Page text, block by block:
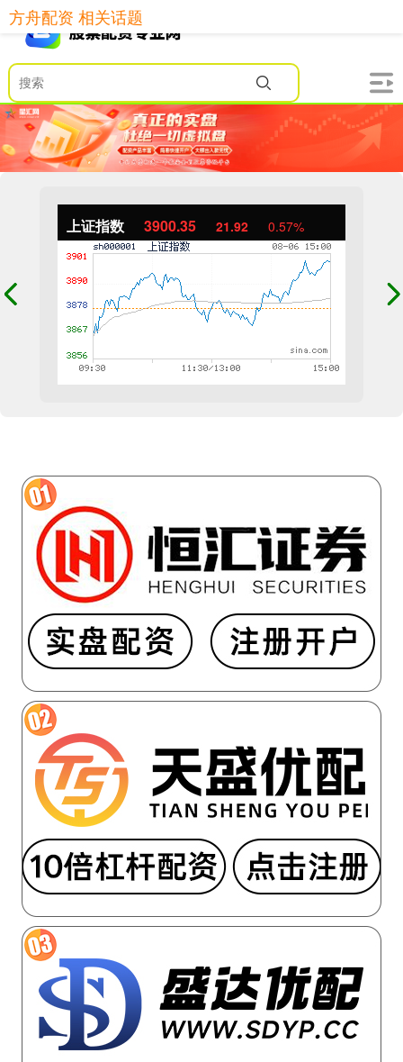
上证指数 3900.35 21.92 0.57%
方舟配资 相关话题